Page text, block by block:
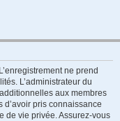
ne prend
L’administrateur du
aux membres
d’avoir pris connaissance
de vie privée. Assurez-vous